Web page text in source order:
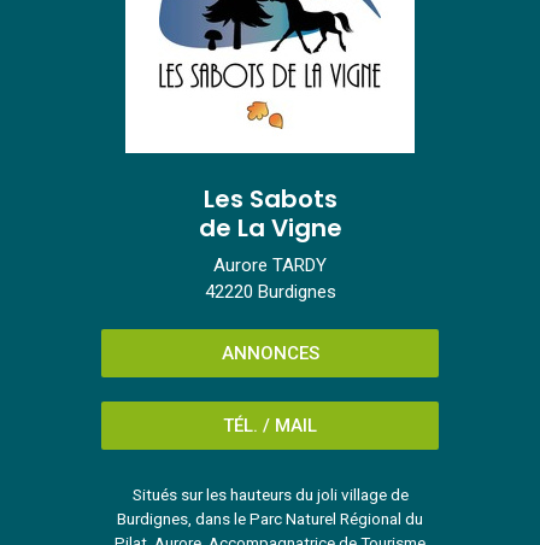
Les Sabots
de La Vigne
Aurore TARDY
42220 Burdignes
ANNONCES
TÉL. / MAIL
Situés sur les hauteurs du joli village de
Burdignes, dans le Parc Naturel Régional du